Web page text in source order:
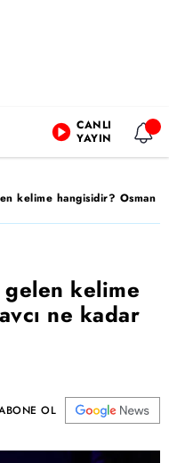
CANLI
YAYIN
kelime hangisidir? Osman
gelen kelime
ne kadar
OL